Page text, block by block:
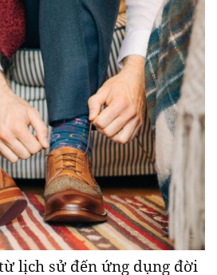
lịch sử đến ứng dụng đời